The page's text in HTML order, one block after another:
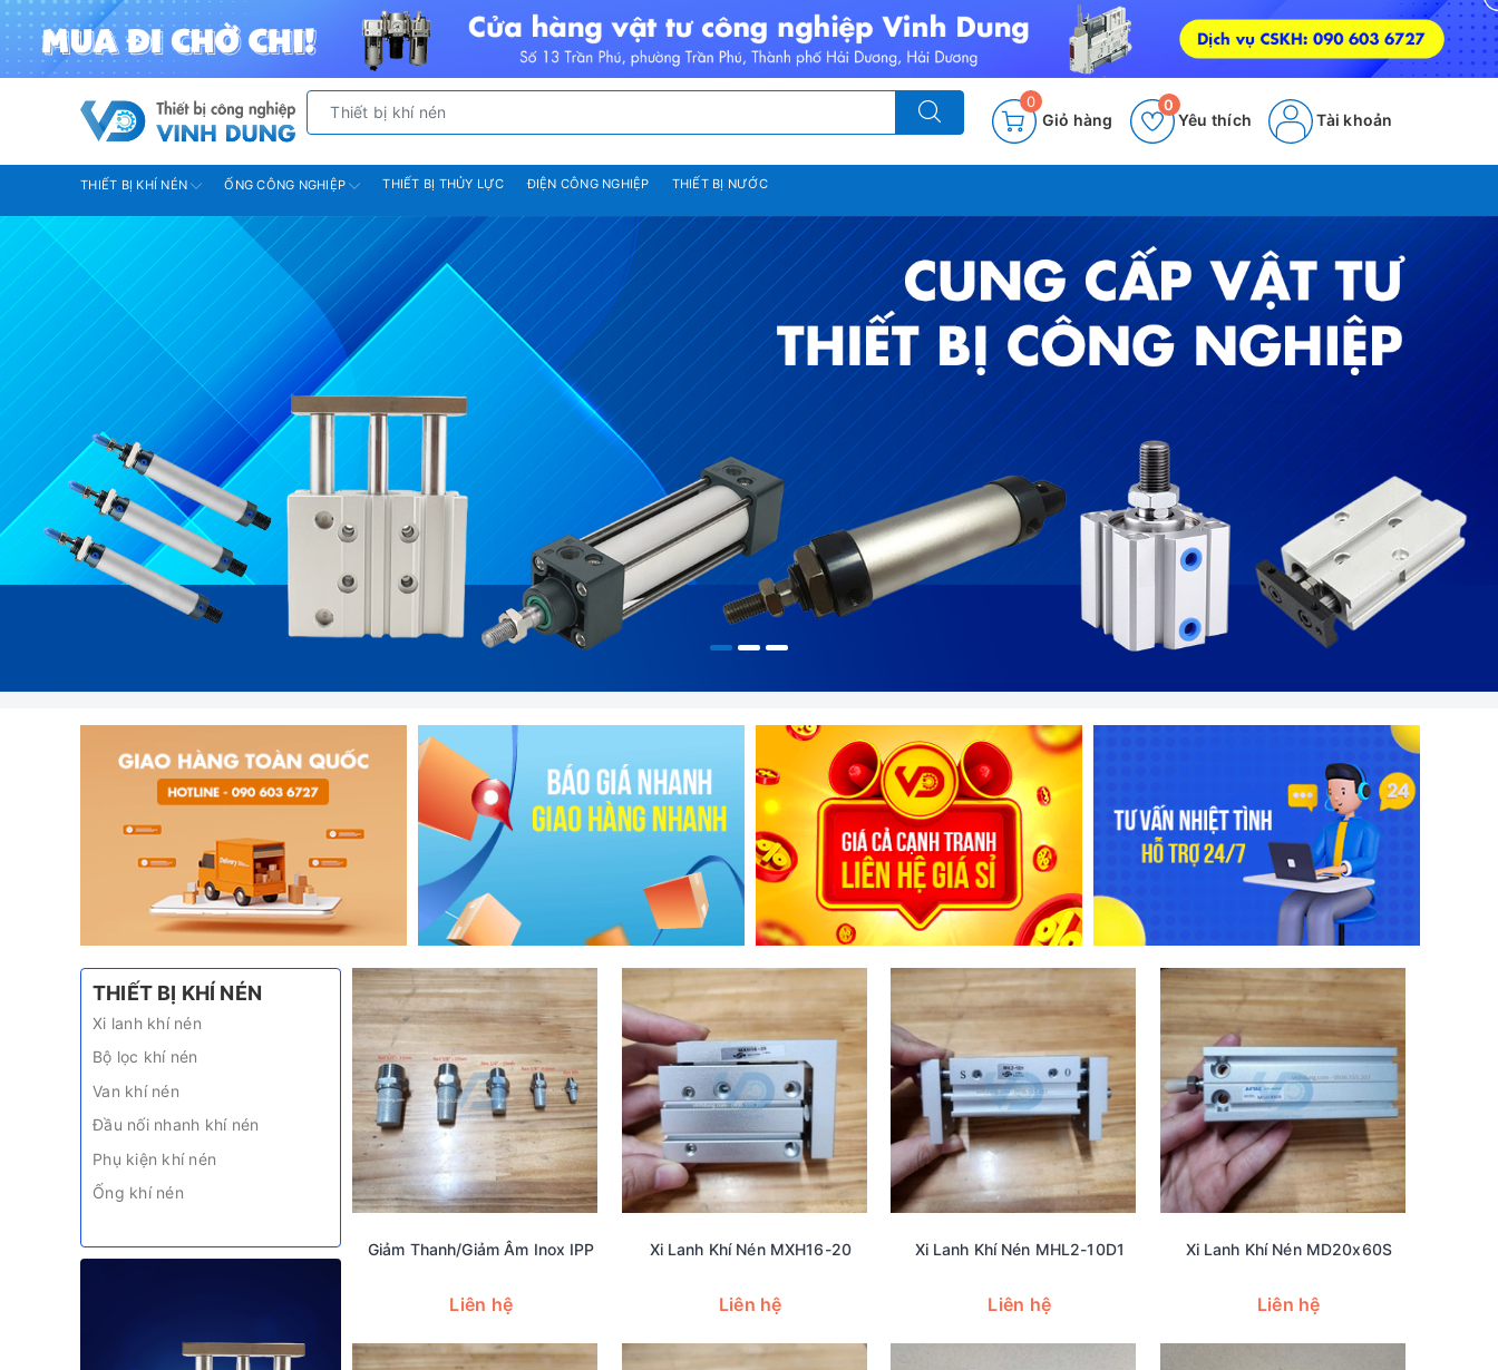
0
Giỏ hàng Yêu thích
0
Tài khoản
THIẾT BỊ KHÍ NÉN ỐNG CÔNG NGHIỆP THIẾT BỊ THỦY LỰC ĐIỆN CÔNG NGHIỆP THIẾT BỊ NƯỚC
THIẾT BỊ KHÍ NÉN
Xi lanh khí nén
Bộ lọc khí nén
Van khí nén
Đầu nối nhanh khí nén
Phụ kiện khí nén
Ống khí nén
Giảm Thanh/giảm Âm Inox IPP
Liên hệ
Xi Lanh Khí Nén MXH16-20
Liên hệ
Xi Lanh Khí Nén MHL2-10D1
Liên hệ
Xi Lanh Khí Nén MD20x60S
Liên hệ